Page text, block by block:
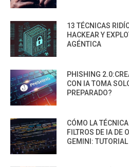
13 TÉCNICAS
HACKEAR Y
AGÉNTICA
PHISHING
CON IA TOMA
PREPARADO?
CÓMO LA
FILTROS DE IA DE
GEMINI: